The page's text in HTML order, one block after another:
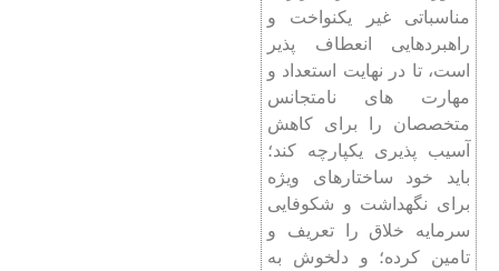
مناسباتی غیر یکنواخت و
راهبردهایی انعطاف ‌پذیر
است، تا در نهایت استعداد و
مهارت ‌های نامتجانس
متخصصان را برای کاهش
آسیب ‌پذیری یکپارچه کند؛
باید خود ساختارهای ویژه
برای نگهداشت و شکوفایی
سرمایه خلاق را تعریف و
تامین کرده؛ و دلخوش به